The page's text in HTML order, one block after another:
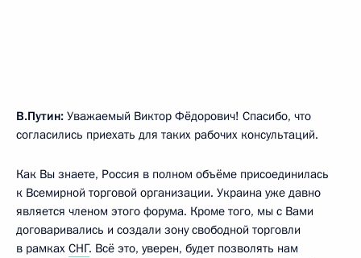
В.Путин: Уважаемый Виктор Фёдорович! Спасибо, что
согласились приехать для таких рабочих консультаций.
Как Вы знаете, Россия в полном объёме присоединилась
к Всемирной торговой организации. Украина уже давно
является членом этого форума. Кроме того, мы с Вами
договаривались и создали зону свободной торговли
в рамках СНГ. Всё это, уверен, будет позволять нам